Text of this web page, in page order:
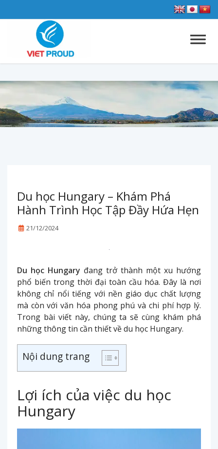
Du học Hungary – Khám Phá
Hành Trình Học Tập Đầy Hứa Hẹn
21/12/2024
Du học Hungary đang trở thành một xu hướng
phổ biến trong thời đại toàn cầu hóa. Đây là nơi
không chỉ nổi tiếng với nền giáo dục chất lượng
mà còn với văn hóa phong phú và chi phí hợp lý.
Trong bài viết này, chúng ta sẽ cùng khám phá
những thông tin cần thiết về du học Hungary.
Nội dung trang
Lợi ích của việc du học
Hungary